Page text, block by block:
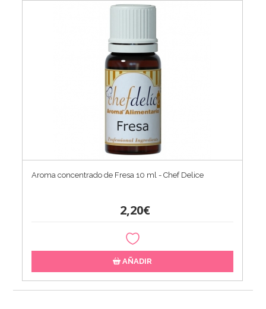
Aroma concentrado de Fresa 10 ml - Chef Delice
2,20€
AÑADIR